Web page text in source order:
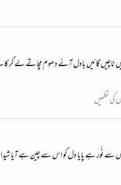
گائیں بادل آئے دھوم مچاتے لے کر
کی نظمیں
نُور ہے پایا دل کو اس سے چین ہے آیا